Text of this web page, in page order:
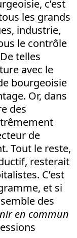
c’est
les grands
industrie,
le contrôle
telles
avec le
bourgeoisie
Or, dans
des
de
Tout le reste,
resterait
C’est
et si
des
en commun